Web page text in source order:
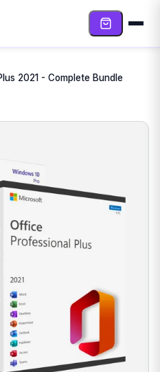
2021 - Complete Bundle